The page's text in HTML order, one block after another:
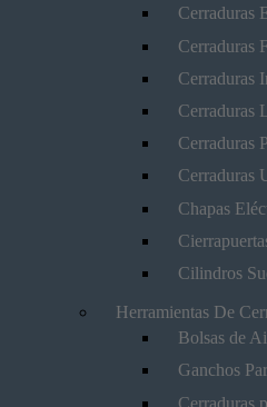
Cerraduras
Cerraduras
Cerraduras
Cerraduras
Cerraduras
Cerraduras
Chapas
Cilindros
Herramientas De
Bolsas de
Ganchos
Cerraduras